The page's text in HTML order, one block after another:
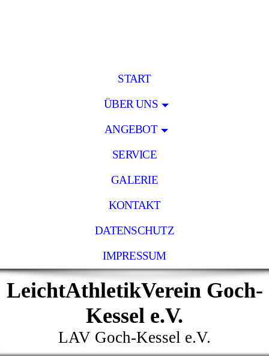
START
ÜBER UNS
ANGEBOT
SERVICE
GALERIE
KONTAKT
DATENSCHUTZ
IMPRESSUM
LeichtAthletikVerein Goch-
Kessel e.V.
LAV Goch-Kessel e.V.